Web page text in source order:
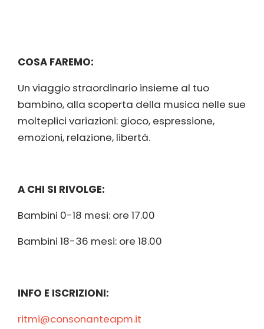
COSA FAREMO:
Un viaggio straordinario insieme al tuo
bambino, alla scoperta della musica nelle sue
molteplici variazioni: gioco, espressione,
emozioni, relazione, libertà.
A CHI SI RIVOLGE:
Bambini 0-18 mesi: ore 17.00
Bambini 18-36 mesi: ore 18.00
INFO E ISCRIZIONI:
ritmi@consonanteapm.it